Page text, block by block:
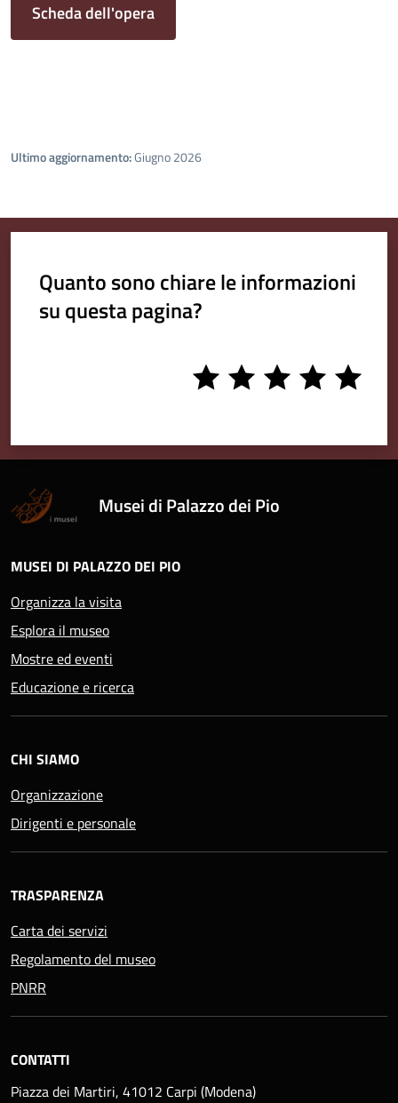
Scheda dell'opera
Ultimo aggiornamento:Giugno 2026
Quanto sono chiare le informazioni
su questa pagina?
5
stars
4
stars
3
stars
2
stars
1
stars
Musei di Palazzo dei Pio
MUSEI DI PALAZZO DEI PIO
Organizza la visita
Esplora il museo
Mostre ed eventi
Educazione e ricerca
CHI SIAMO
Organizzazione
Dirigenti e personale
TRASPARENZA
Carta dei servizi
Regolamento del museo
PNRR
CONTATTI
Piazza dei Martiri, 41012 Carpi (Modena)